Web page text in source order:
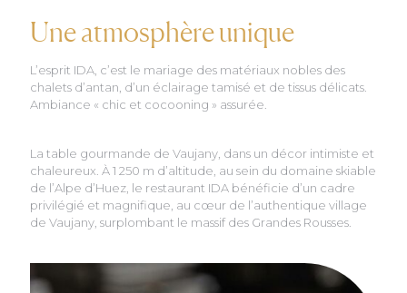
Une atmosphère unique
L’esprit IDA, c’est le mariage des matériaux nobles des
chalets d’antan, d’un éclairage tamisé et de tissus délicats.
Ambiance « chic et cocooning » assurée.
La table gourmande de Vaujany, dans un décor intimiste et
chaleureux. À 1 250 m d’altitude, au sein du domaine skiable
de l’Alpe d’Huez, le restaurant IDA bénéficie d’un cadre
privilégié et magnifique, au cœur de l’authentique village
de Vaujany, surplombant le massif des Grandes Rousses.